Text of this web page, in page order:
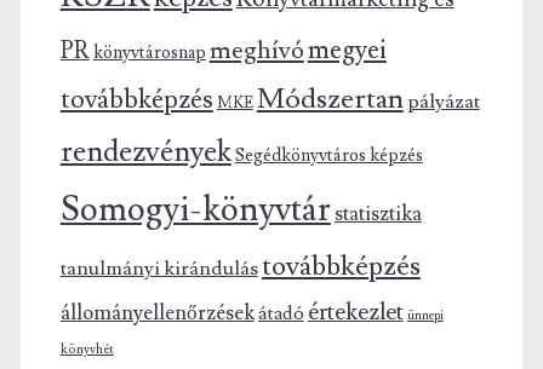
PRkönyvtárosnap meghívómegyei
továbbképzés MKE Módszertanpályázat
rendezvényekSegédkönyvtáros képzés
Somogyi-könyvtárstatisztika
tanulmányi kirándulástovábbképzés
állományellenőrzésekátadóértekezlet ünnepi
könyvhét